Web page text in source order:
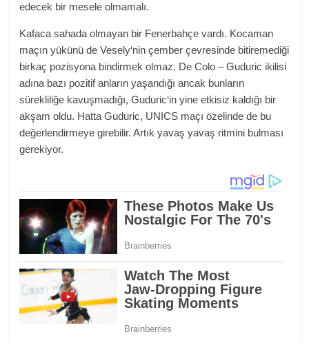
edecek bir mesele olmamalı.
Kafaca sahada olmayan bir Fenerbahçe vardı. Kocaman
maçın yükünü de Vesely‘nin çember çevresinde bitiremediği
birkaç pozisyona bindirmek olmaz. De Colo – Guduric ikilisi
adına bazı pozitif anların yaşandığı ancak bunların
sürekliliğe kavuşmadığı, Guduric‘in yine etkisiz kaldığı bir
akşam oldu. Hatta Guduric, UNICS maçı özelinde de bu
değerlendirmeye girebilir. Artık yavaş yavaş ritmini bulması
gerekiyor.